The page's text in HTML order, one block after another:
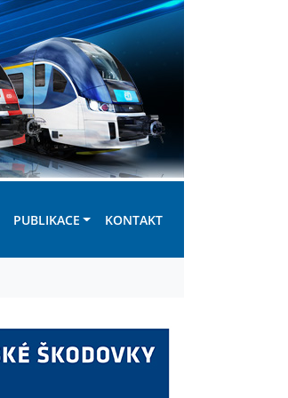
PUBLIKACE KONTAKT